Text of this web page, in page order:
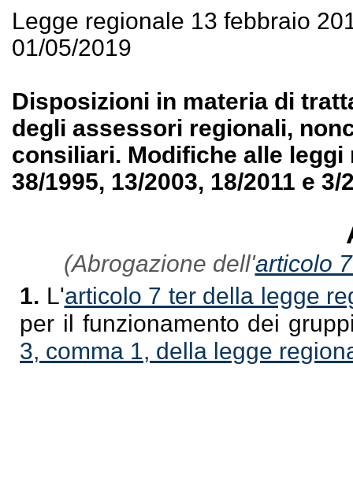
Legge regionale 13 febbraio
01/05/2019
Disposizioni in materia di
degli assessori regionali,
consiliari. Modifiche alle leggi
38/1995, 13/2003, 18/2011 e 3/
(Abrogazione dell'articolo
1. L'articolo 7 ter della legge
per il funzionamento dei
3, comma 1, della legge